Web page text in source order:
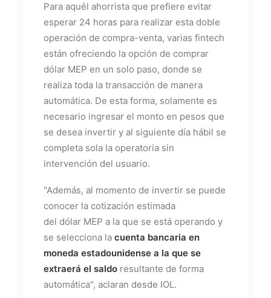
Para aquél ahorrista que prefiere evitar
esperar 24 horas para realizar esta doble
operación de compra-venta, varias fintech
están ofreciendo la opción de comprar
dólar MEP en un solo paso, donde se
realiza toda la transacción de manera
automática. De esta forma, solamente es
necesario ingresar el monto en pesos que
se desea invertir y al siguiente día hábil se
completa sola la operatoria sin
intervención del usuario.
"Además, al momento de invertir se puede
conocer la cotización estimada
del dólar MEP a la que se está operando y
se selecciona la cuenta bancaria en
moneda estadounidense a la que se
extraerá el saldo resultante de forma
automática", aclaran desde IOL.